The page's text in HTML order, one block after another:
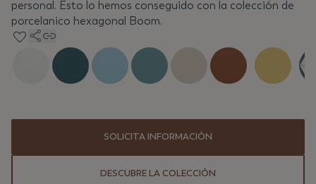
personal. Esto lo hemos conseguido con la colección de
porcelanico hexagonal Boom.
SOLICITA INFORMACIÓN
DESCUBRE LA COLECCIÓN